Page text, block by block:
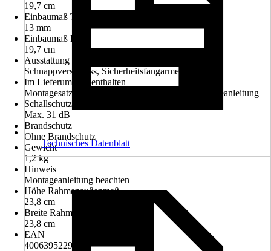
19,7 cm
Einbaumaß Tiefe
13 mm
Einbaumaß Höhe
19,7 cm
Ausstattung
Schnappverschluss, Sicherheitsfangarme
Im Lieferumfang enthalten
Montagesatz Schutzkappen für Schrauben, Montageanleitung
Schallschutz
Max. 31 dB
Brandschutz
Ohne Brandschutz
Gewicht
1,2 kg
Hinweis
Montageanleitung beachten
Höhe Rahmenaußenmaß
23,8 cm
Breite Rahmenaußenmaß
23,8 cm
EAN
4006395229565
Technisches Datenblatt